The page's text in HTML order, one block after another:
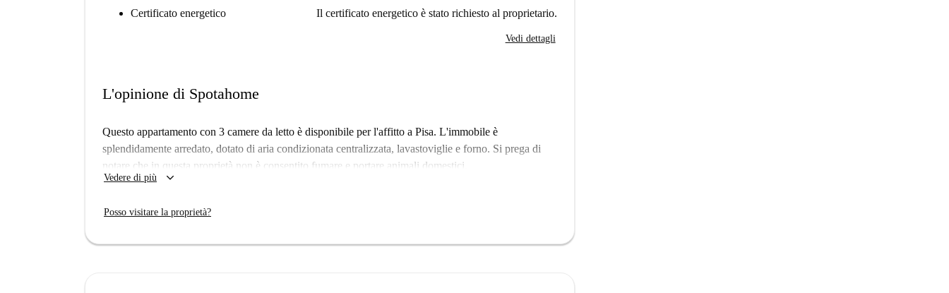
Certificato energetico Il certificato energetico è stato richiesto al proprietario.
Vedi dettagli
L'opinione di Spotahome
Questo appartamento con 3 camere da letto è disponibile per l'affitto a Pisa. L'immobile è
splendidamente arredato, dotato di aria condizionata centralizzata, lavastoviglie e forno. Si prega di
notare che in questa proprietà non è consentito fumare e portare animali domestici.
Caffè del Duca, il Lambardi Santuzza e il Ristorante. Inoltre, nelle vicinanze troverete supermercati
piedi. Non perdete l'occasione di affittare questa confortevole casa nella splendida città di Pisa.
Vedere di più keyboard_arrow_down
Posso visitare la proprietà?